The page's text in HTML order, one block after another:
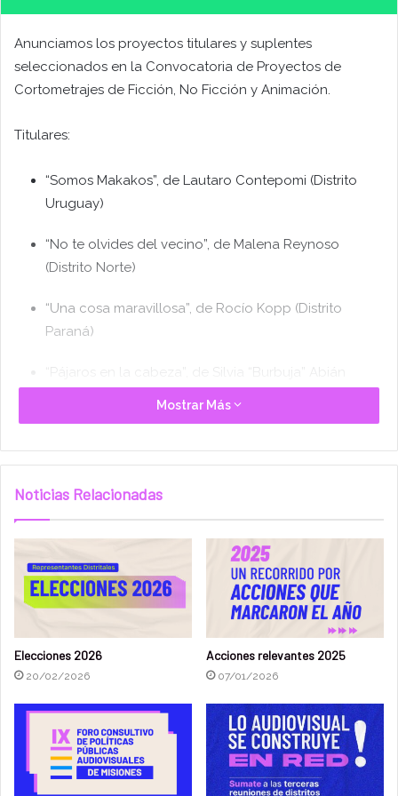
Anunciamos los proyectos titulares y suplentes
seleccionados en la Convocatoria de Proyectos de
Cortometrajes de Ficción, No Ficción y Animación.
Titulares:
“Somos Makakos”, de Lautaro Contepomi (Distrito
Uruguay)
“No te olvides del vecino”, de Malena Reynoso
(Distrito Norte)
“Una cosa maravillosa”, de Rocío Kopp (Distrito
Paraná)
“Pájaros en la cabeza”, de Silvia “Burbuja” Abián
Suplentes:
“Nervo Diztrozo”, de Laura Zapalowski (Distrito
Uruguay)
“Zapada porlasramas – sin fronteras”, Fernando Paul
Wheden (Distrito Norte)
”Los lagartos del básquet”, Ariel Almada (Distrito
“Las ruinas”, Fernando Restelli (Distrito Sur)
El análisis de los 19 proyectos que se presentaron a la
convocatoria estuvo a cargo de un comité de evaluación
integrado por la productora misionera Lucia Alcain, la
Mostrar Más
Noticias Relacionadas
Elecciones 2026
20/02/2026
Acciones relevantes 2025
07/01/2026